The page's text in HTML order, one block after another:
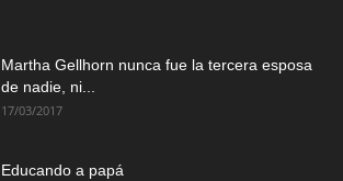
Martha Gellhorn nunca fue la tercera esposa
de nadie, ni...
17/03/2017
Educando a papá